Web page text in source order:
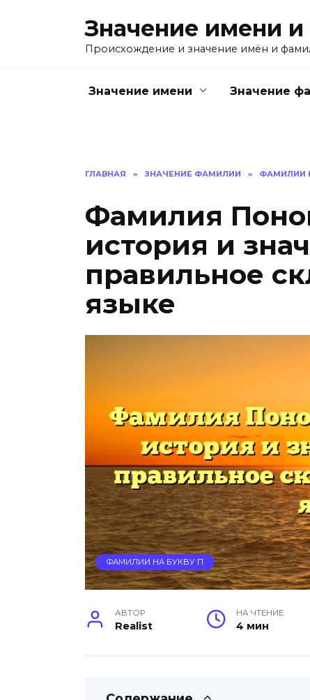
Значение имени
Происхождение и значение имён и
Значение имени Значение
ГЛАВНАЯ » ЗНАЧЕНИЕ ФАМИЛИИ » ФАМИЛИИ
Фамилия
история и
правильное
языке
ФАМИЛИИ НА БУКВУ П
АВТОР
Realist
НА ЧТЕНИЕ
4 мин